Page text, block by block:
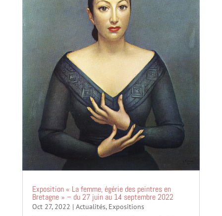
Exposition « La femme, égérie des peintres en
Bretagne » – du 27 juin au 14 septembre 2022
Oct 27, 2022 | Actualités, Expositions